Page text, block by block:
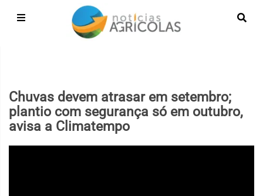
Chuvas devem atrasar em setembro;
plantio com segurança só em outubro,
avisa a Climatempo